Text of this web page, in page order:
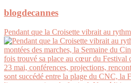
blogdecannes
Pendant que la Croisette vibrait au